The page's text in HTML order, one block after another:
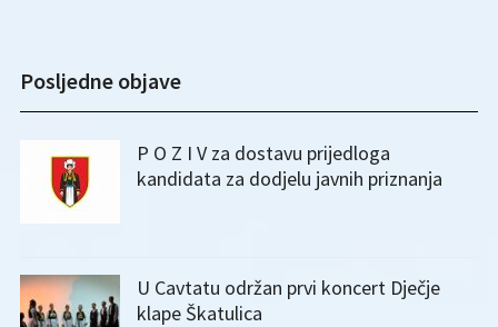
Posljedne objave
P O Z I V za dostavu prijedloga
kandidata za dodjelu javnih priznanja
U Cavtatu održan prvi koncert Dječje
klape Škatulica